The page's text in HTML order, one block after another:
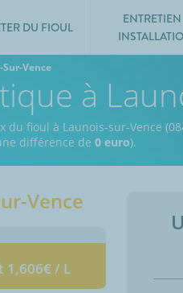
DU FIOUL
Vence
à
fioul à Launois-sur-Vence
différence de 0 euro).
Vence
1,606€ / L